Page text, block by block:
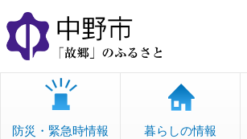
本
文
へ
移
防災・緊急時情報 暮らしの情報